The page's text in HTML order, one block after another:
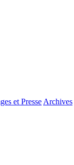
et Presse Archives